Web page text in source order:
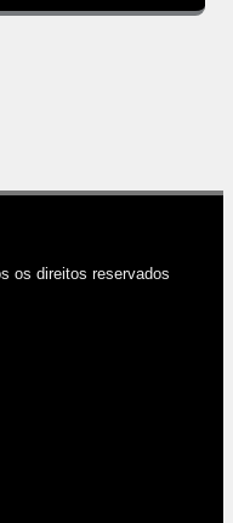
os direitos reservados